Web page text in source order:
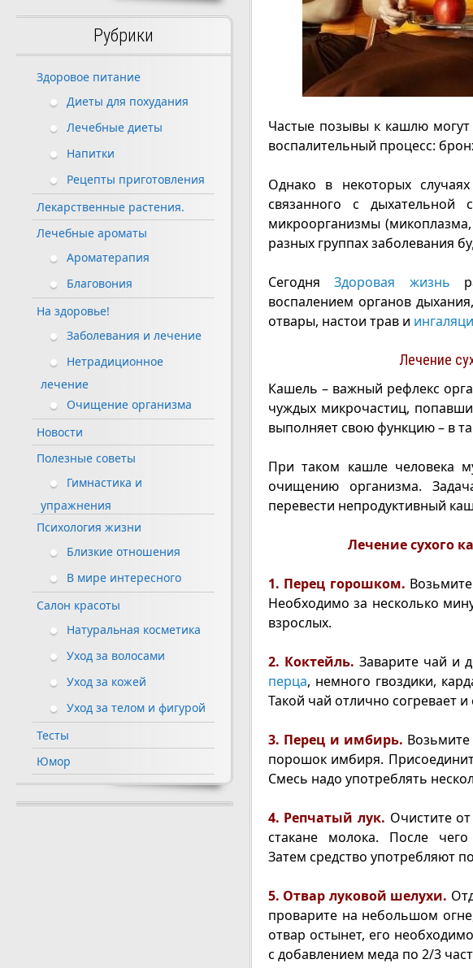
Частые позывы к кашлю
воспалительный процесс:
Однако в некоторых
связанного с дыхательной
микроорганизмы
разных группах заболевания
СегодняЗдоровая жизнь
воспалением органов
отвары, настои трав и
Лечение
Кашель – важный рефлекс
чуждых микрочастиц,
выполняет свою функцию – в
При таком кашле человека
очищению организма.
перевести непродуктивный
Лечение сухого
1. Перец горошком.
Необходимо за несколько
взрослых.
2. Коктейль. Заварите чай и
перца, немного гвоздики,
Такой чай отлично согревает
3. Перец и имбирь.
порошок имбиря.
Смесь надо употреблять
4. Репчатый лук. Очистите
стакане молока. После
Затем средство употребляют
5. Отвар луковой шелухи.
проварите на небольшом
отвар остынет, его
с добавлением меда по 2/3
Рубрики
Здоровое питание
Диеты для похудания
Лечебные диеты
Напитки
Рецепты приготовления
Лекарственные растения.
Лечебные ароматы
Ароматерапия
Благовония
На здоровье!
Заболевания и лечение
Нетрадиционное
лечение
Очищение организма
Новости
Полезные советы
Гимнастика и
упражнения
Психология жизни
Близкие отношения
В мире интересного
Салон красоты
Натуральная косметика
Уход за волосами
Уход за кожей
Уход за телом и фигурой
Тесты
Юмор